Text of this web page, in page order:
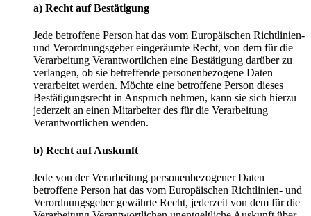
a) Recht auf Bestätigung
Jede betroffene Person hat das vom Europäischen Richtlinien-
und Verordnungsgeber eingeräumte Recht, von dem für die
Verarbeitung Verantwortlichen eine Bestätigung darüber zu
verlangen, ob sie betreffende personenbezogene Daten
verarbeitet werden. Möchte eine betroffene Person dieses
Bestätigungsrecht in Anspruch nehmen, kann sie sich hierzu
jederzeit an einen Mitarbeiter des für die Verarbeitung
Verantwortlichen wenden.
b) Recht auf Auskunft
Jede von der Verarbeitung personenbezogener Daten
betroffene Person hat das vom Europäischen Richtlinien- und
Verordnungsgeber gewährte Recht, jederzeit von dem für die